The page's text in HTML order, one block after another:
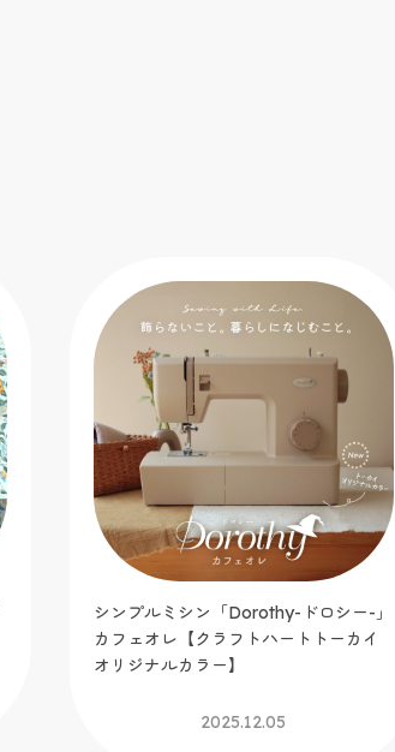
手芸缶 feat.ドムドムハンバーガー（ミ
ニお裁縫缶セット）